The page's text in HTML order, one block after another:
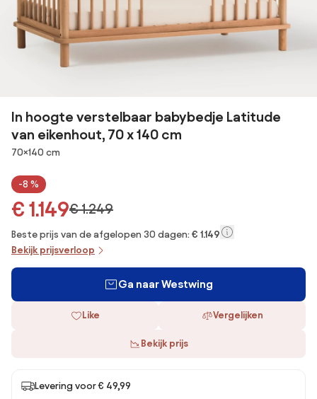
In hoogte verstelbaar babybedje Latitude
van eikenhout, 70 x 140 cm
Afmetingen
70×140 cm
-8 %
€ 1.149€ 1.249
Beste prijs van de afgelopen 30 dagen: € 1.149
Bekijk prijsverloop
Ga naar Westwing
Like Vergelijken
Bekijk prijs
Levering voor € 49,99